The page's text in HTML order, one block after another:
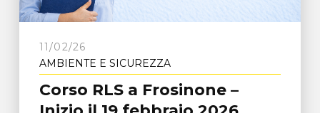
11/02/26
AMBIENTE E SICUREZZA
Corso RLS a Frosinone –